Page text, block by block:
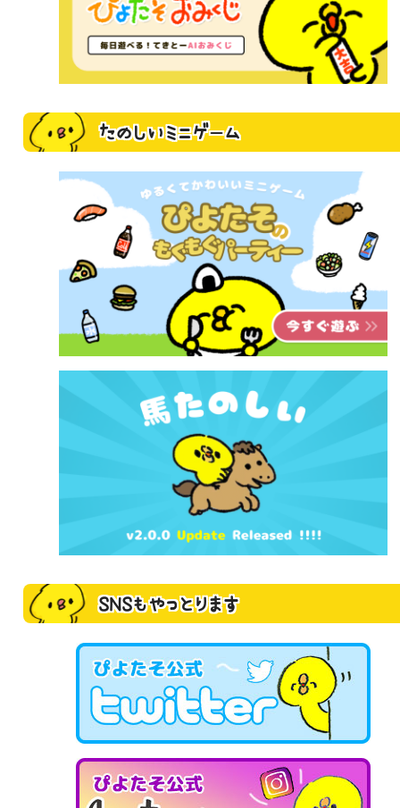
たのしいミニゲーム
SNSもやっとります